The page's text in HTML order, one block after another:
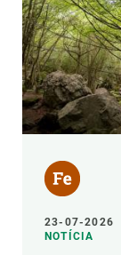
23-07-2026
NOTÍCIA